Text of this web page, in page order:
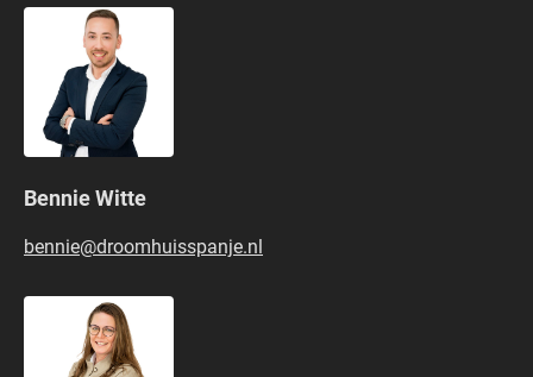
Bennie Witte
bennie@droomhuisspanje.nl